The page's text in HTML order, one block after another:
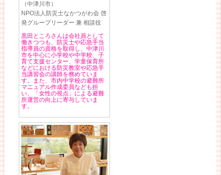
（中津川市）
NPO法人防災士なかつがわ会 啓
発グループリーダー 兼 相談役
黒田ところさんは会社員として
働きつつも、防災士や応急手当
指導員の資格を取得し、中津川
市を中心に小学校や中学校、子
育て支援センター、学童保育所
などにおける防災教室や応急手
当講習会の講師を務めていま
す。また、市内中学校の避難所
マニュアル作成委員なども担
い、「女性の視点」による避難
所運営の向上に寄与していま
す。